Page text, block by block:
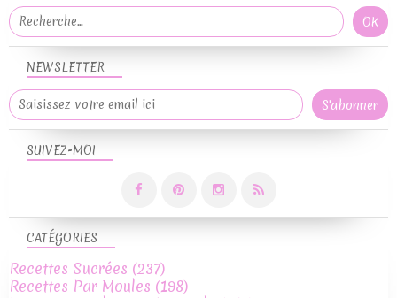
NEWSLETTER
SUIVEZ-MOI
CATÉGORIES
Recettes Sucrées (237)
Recettes Par Moules (198)